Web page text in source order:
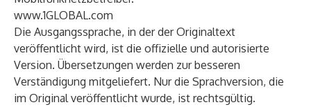
www.1GLOBAL.com
Die Ausgangssprache, in der der Originaltext
veröffentlicht wird, ist die offizielle und autorisierte
Version. Übersetzungen werden zur besseren
Verständigung mitgeliefert. Nur die Sprachversion, die
im Original veröffentlicht wurde, ist rechtsgültig.